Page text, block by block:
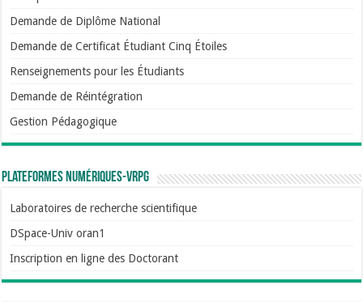
Demande de Diplôme National
Demande de Certificat Étudiant Cinq Étoiles
Renseignements pour les Étudiants
Demande de Réintégration
Gestion Pédagogique
Plateformes numériques-VRPG
Laboratoires de recherche scientifique
DSpace-Univ oran1
Inscription en ligne des Doctorant